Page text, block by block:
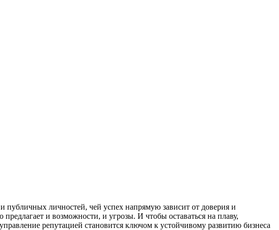
личностей, чей успех напрямую зависит от доверия и
и возможности, и угрозы. И чтобы оставаться на плаву,
репутацией становится ключом к устойчивому развитию бизнеса